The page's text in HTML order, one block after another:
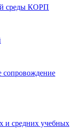
среды КОРП
сопровождение
и средних учебных